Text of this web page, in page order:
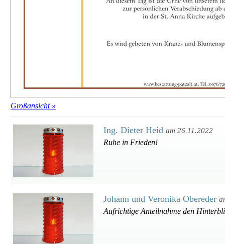
Großansicht »
Ing. Dieter Heid am 26.11.2022
Ruhe in Frieden!
Johann und Veronika Obereder
Aufrichtige Anteilnahme den